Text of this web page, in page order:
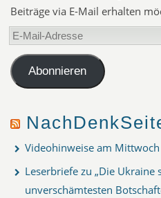
Beiträge via E-Mail erhalten
E-
Mail-
AdresseAbonnieren
Videohinweise am Mittwoch
Leserbriefe zu „Die Ukraine
unverschämtesten